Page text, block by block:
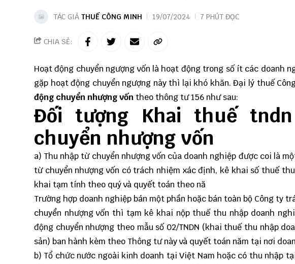
TÁC GIẢ THUẾ CÔNG MINH 19/07/2024 7 PHÚT ĐỌC
CHIA SẺ:
Hoạt động chuyển ngượng vốn là hoạt động trong số ít các doanh
gặp hoạt động chuyển ngượng này thì lại khó khăn.Đại lý thuế
động chuyển nhượng vốn theo thông tư 156 như sau:
Đối tượng Khai thuế
chuyển nhượng vốn
a) Thu nhập từ chuyển nhượng vốn của doanh nghiệp được coi là
từ chuyển nhượng vốn có trách nhiệm xác định, kê khai số thuế
khai tạm tính theo quý và quyết toán theo nă
Trường hợp doanh nghiệp bán một phần hoặc bán toàn bộ Công
chuyển nhượng vốn thì tạm kê khai nộp thuế thu nhập doanh
động chuyển nhượng theo mẫu số 02/TNDN (khai thuế thu nhập
sản) ban hành kèm theo Thông tư này và quyết toán năm tại nơi
b) Tổ chức nước ngoài kinh doanh tại Việt Nam hoặc có thu nhập